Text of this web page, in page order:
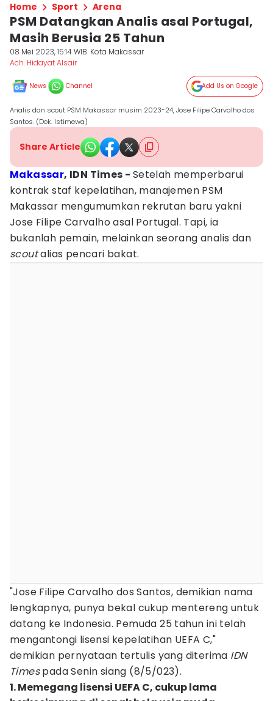
Home Sport Arena
PSM Datangkan Analis asal Portugal,
Masih Berusia 25 Tahun
08 Mei 2023, 15:14 WIB Kota Makassar
Ach. Hidayat Alsair
News Channel Add Us on Google
Analis dan scout PSM Makassar musim 2023-24, Jose Filipe Carvalho dos
Santos. (Dok. Istimewa)
Share Article
Makassar, IDN Times - Setelah memperbarui
kontrak staf kepelatihan, manajemen PSM
Makassar mengumumkan rekrutan baru yakni
Jose Filipe Carvalho asal Portugal. Tapi, ia
bukanlah pemain, melainkan seorang analis dan
scoutalias pencari bakat.
"Jose Filipe Carvalho dos Santos, demikian nama
lengkapnya, punya bekal cukup mentereng untuk
datang ke Indonesia. Pemuda 25 tahun ini telah
mengantongi lisensi kepelatihan UEFA C,"
demikian pernyataan tertulis yang diterima IDN
Timespada Senin siang (8/5/023).
1. Memegang lisensi UEFA C, cukup lama